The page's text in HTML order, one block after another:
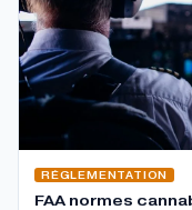
RÉGLEMENTATION
FAA normes